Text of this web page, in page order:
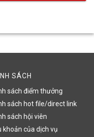
SÁCH
sách điểm thưởng
sách hot file/direct link
sách hội viên
khoản của dịch vụ